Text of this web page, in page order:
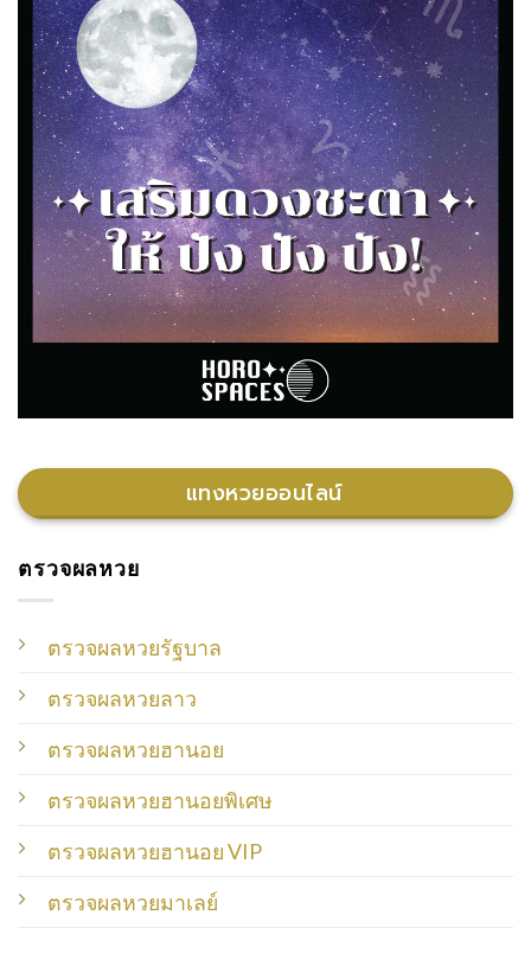
แทงหวยออนไลน์
ตรวจผลหวย
ตรวจผลหวยรัฐบาล
ตรวจผลหวยลาว
ตรวจผลหวยฮานอย
ตรวจผลหวยฮานอยพิเศษ
ตรวจผลหวยฮานอย VIP
ตรวจผลหวยมาเลย์